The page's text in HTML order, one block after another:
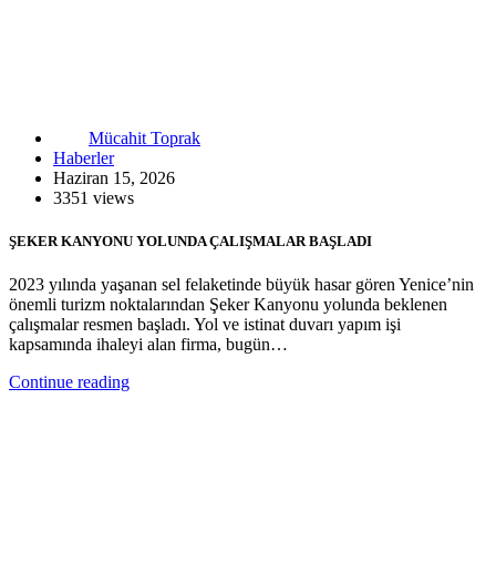
Mücahit Toprak
Haberler
Haziran 15, 2026
3351 views
ŞEKER KANYONU YOLUNDA ÇALIŞMALAR BAŞLADI
2023 yılında yaşanan sel felaketinde büyük hasar gören Yenice’nin
önemli turizm noktalarından Şeker Kanyonu yolunda beklenen
çalışmalar resmen başladı. Yol ve istinat duvarı yapım işi
kapsamında ihaleyi alan firma, bugün…
Continue reading